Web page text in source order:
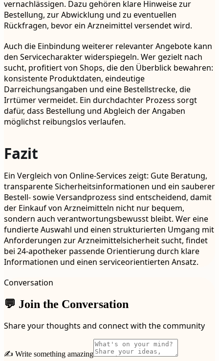
vernachlässigen. Dazu gehören klare Hinweise zur
Bestellung, zur Abwicklung und zu eventuellen
Rückfragen, bevor ein Arzneimittel versendet wird.
Auch die Einbindung weiterer relevanter Angebote kann
den Servicecharakter widerspiegeln. Wer gezielt nach
sucht, profitiert von Shops, die den Überblick bewahren:
konsistente Produktdaten, eindeutige
Darreichungsangaben und eine Bestellstrecke, die
Irrtümer vermeidet. Ein durchdachter Prozess sorgt
dafür, dass Bestellung und Abgleich der Angaben
möglichst reibungslos verlaufen.
Fazit
Ein Vergleich von Online-Services zeigt: Gute Beratung,
transparente Sicherheitsinformationen und ein sauberer
Bestell- sowie Versandprozess sind entscheidend, damit
der Einkauf von Arzneimitteln nicht nur bequem,
sondern auch verantwortungsbewusst bleibt. Wer eine
fundierte Auswahl und einen strukturierten Umgang mit
Anforderungen zur Arzneimittelsicherheit sucht, findet
bei 24-apotheker passende Orientierung durch klare
Informationen und einen serviceorientierten Ansatz.
Conversation
💬 Join the Conversation
Share your thoughts and connect with the community
✍️ Write something amazing